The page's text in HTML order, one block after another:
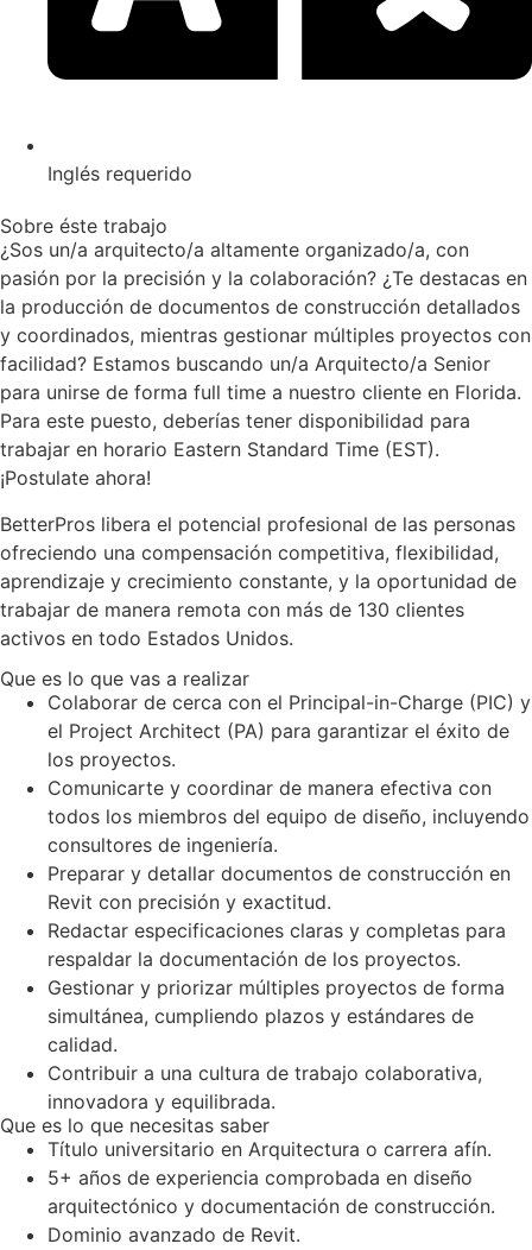
Inglés requerido
Sobre éste trabajo
¿Sos un/a arquitecto/a altamente organizado/a, con
pasión por la precisión y la colaboración? ¿Te destacas en
la producción de documentos de construcción detallados
y coordinados, mientras gestionar múltiples proyectos con
facilidad? Estamos buscando un/a Arquitecto/a Senior
para unirse de forma full time a nuestro cliente en Florida.
Para este puesto, deberías tener disponibilidad para
trabajar en horario Eastern Standard Time (EST).
¡Postulate ahora!
BetterPros libera el potencial profesional de las personas
ofreciendo una compensación competitiva, flexibilidad,
aprendizaje y crecimiento constante, y la oportunidad de
trabajar de manera remota con más de 130 clientes
activos en todo Estados Unidos.
Que es lo que vas a realizar
Colaborar de cerca con el Principal-in-Charge (PIC) y
el Project Architect (PA) para garantizar el éxito de
los proyectos.
Comunicarte y coordinar de manera efectiva con
todos los miembros del equipo de diseño, incluyendo
consultores de ingeniería.
Preparar y detallar documentos de construcción en
Revit con precisión y exactitud.
Redactar especificaciones claras y completas para
respaldar la documentación de los proyectos.
Gestionar y priorizar múltiples proyectos de forma
simultánea, cumpliendo plazos y estándares de
calidad.
Contribuir a una cultura de trabajo colaborativa,
innovadora y equilibrada.
Que es lo que necesitas saber
Título universitario en Arquitectura o carrera afín.
5+ años de experiencia comprobada en diseño
arquitectónico y documentación de construcción.
Dominio avanzado de Revit.